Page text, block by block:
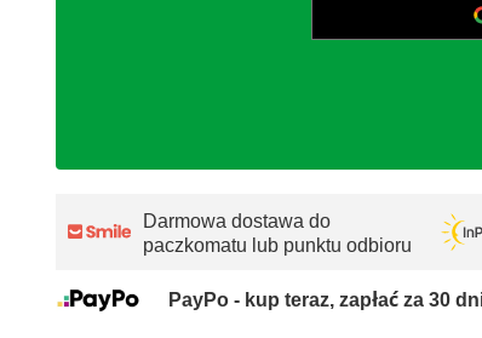
Darmowa dostawa do
paczkomatu lub punktu odbioru
PayPo - kup teraz, zapłać za 30